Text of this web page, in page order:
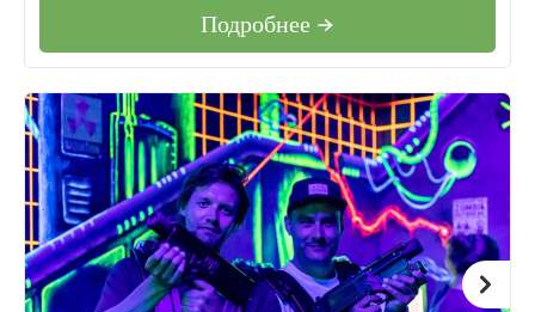
Подробнее →